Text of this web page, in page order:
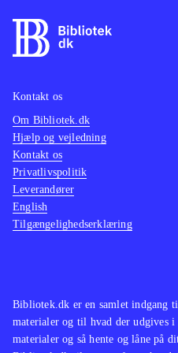
gennemtænkt og spillets
klogt udført. Desværre
og absolut ikke giver
Stadigt bliver man dog
universet simpelthen
fascinerende til at stoppe
Platformspil er der
Teslagrads ordløse
unikke visuelle design
Bibliotek.dk er en samlet indgang
materialer og til hvad der udgives
materialer og så hente og låne på
Kontakt os
Om Bibliotek.dk
Hjælp og vejledning
Kontakt os
Privatlivspolitik
Leverandører
English
Tilgængelighedserklæring